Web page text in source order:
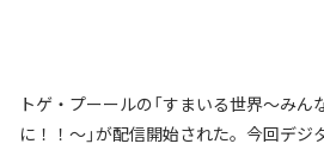
トゲ・プーールの「すまいる世界〜みん
に！！〜」が配信開始された。今回デジ